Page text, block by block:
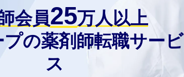
会員25万人以上
の薬剤師転職サービ
ス